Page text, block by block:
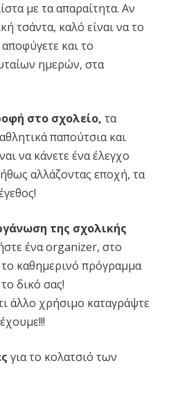
με τα απαραίτητα. Αν
τσάντα, καλό είναι να το
και το
ημερών, στα
στο σχολείο, τα
παπούτσια και
να κάνετε ένα έλεγχο
αλλάζοντας εποχή, τα
της σχολικής
ένα organizer, στο
καθημερινό πρόγραμμα
δικό σας!
άλλο χρήσιμο καταγράψτε
για το κολατσιό των